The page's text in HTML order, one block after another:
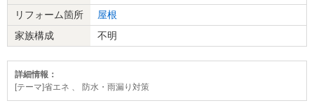
リフォーム箇所
屋根
家族構成
不明
詳細情報：
[テーマ]省エネ 、 防水・雨漏り対策